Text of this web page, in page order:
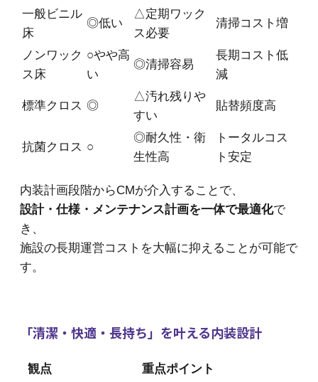
一般ビニル
床
◎低い
△定期ワック
ス必要
清掃コスト増
ノンワック
ス床
○やや高
い
◎清掃容易
長期コスト低
減
標準クロス ◎
△汚れ残りや
すい
貼替頻度高
抗菌クロス ○
◎耐久性・衛
生性高
トータルコス
ト安定
内装計画段階からCMが介入することで、
設計・仕様・メンテナンス計画を一体で最適化で
き、
施設の長期運営コストを大幅に抑えることが可能で
す。
「清潔・快適・長持ち」を叶える内装設計
観点
重点ポイント